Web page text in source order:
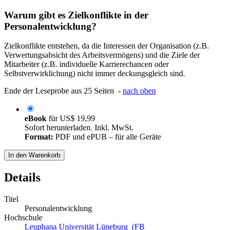
Warum gibt es Zielkonflikte in der
Personalentwicklung?
Zielkonflikte entstehen, da die Interessen der Organisation (z.B.
Verwertungsabsicht des Arbeitsvermögens) und die Ziele der
Mitarbeiter (z.B. individuelle Karrierechancen oder
Selbstverwirklichung) nicht immer deckungsgleich sind.
Ende der Leseprobe aus 25 Seiten - nach oben
eBook fürUS$ 19,99
Sofort herunterladen. Inkl. MwSt.
Format: PDF und ePUB – für alle Geräte
In den Warenkorb
Details
Titel
Personalentwicklung
Hochschule
Leuphana Universität Lüneburg (FB